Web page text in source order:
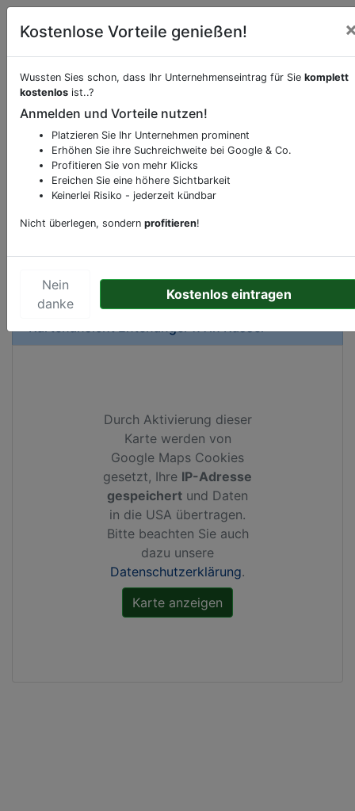
Beschreibung & Services von
Sie möchten eine Beschreibung, Dienstleistung
oder andere relevante Informationen hinzufügen?
Klicken Sie bittehierum uns zu kontaktieren.
Gerne erweitern wir Ihren Firmeneintrag um
Ihr Unternehmen anbietet und womit Sie sich von
KartenansichtEntenanger 7AinKassel
Durch Aktivierung dieser
Karte werden von
Google Maps Cookies
gesetzt, Ihre IP-Adresse
gespeichert und Daten
in die USA übertragen.
Bitte beachten Sie auch
dazu unsere
Datenschutzerklärung.
Kostenlose Vorteile genießen!
Wussten Sies schon, dass Ihr Unternehmenseintrag für Sie komplett
kostenlos ist..?
Anmelden und Vorteile nutzen!
Platzieren Sie Ihr Unternehmen prominent
Erhöhen Sie ihre Suchreichweite bei Google & Co.
Profitieren Sie von mehr Klicks
Ereichen Sie eine höhere Sichtbarkeit
Keinerlei Risiko - jederzeit kündbar
Nicht überlegen, sondern profitieren!
Nein
danke
Kostenlos eintragen